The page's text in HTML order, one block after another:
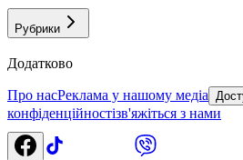
Рубрики
Додатково
Про насРеклама у нашому медіа
конфіденційностізв'яжіться з нами